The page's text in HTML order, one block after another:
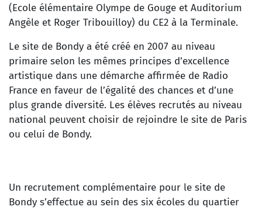
(Ecole élémentaire Olympe de Gouge et Auditorium
Angèle et Roger Tribouilloy) du CE2 à la Terminale.
Le site de Bondy a été créé en 2007 au niveau
primaire selon les mêmes principes d’excellence
artistique dans une démarche affirmée de Radio
France en faveur de l’égalité des chances et d’une
plus grande diversité. Les élèves recrutés au niveau
national peuvent choisir de rejoindre le site de Paris
ou celui de Bondy.
Un recrutement complémentaire pour le site de
Bondy s’effectue au sein des six écoles du quartier